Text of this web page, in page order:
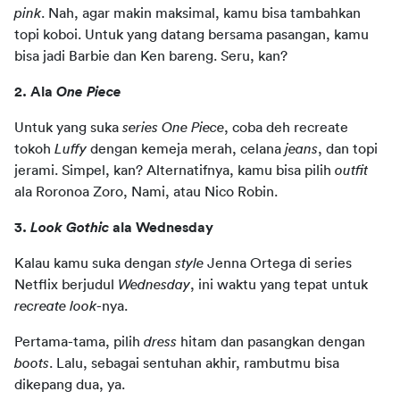
pink. Nah, agar makin maksimal, kamu bisa tambahkan
topi koboi. Untuk yang datang bersama pasangan, kamu
bisa jadi Barbie dan Ken bareng. Seru, kan?
2. Ala One Piece
Untuk yang suka series One Piece, coba deh recreate
tokoh Luffy dengan kemeja merah, celana jeans, dan topi
jerami. Simpel, kan? Alternatifnya, kamu bisa pilih outfit
ala Roronoa Zoro, Nami, atau Nico Robin.
3. Look Gothic ala Wednesday
Kalau kamu suka dengan style Jenna Ortega di series
Netflix berjudul Wednesday
recreate look-nya.
Pertama-tama, pilih dress
boots. Lalu, sebagai sentuhan akhir, rambutmu bisa
dikepang dua, ya.